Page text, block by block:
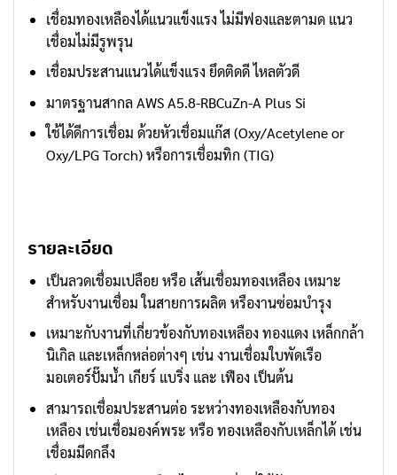
เชื่อมทองเหลืองได้แนวแข็งแรง ไม่มีฟองและตามด แนว
เชื่อมไม่มีรูพรุน
เชื่อมประสานแนวได้แข็งแรง ยึดติดดี ไหลตัวดี
มาตรฐานสากล AWS A5.8-RBCuZn-A Plus Si
ใช้ได้ดีการเชื่อม ด้วยหัวเชื่อมแก๊ส (Oxy/Acetylene or
Oxy/LPG Torch) หรือการเชื่อมทิก (TIG)
รายละเอียด
เป็นลวดเชื่อมเปลือย หรือ เส้นเชื่อมทองเหลือง เหมาะ
สำหรับงานเชื่อม ในสายการผลิต หรืองานซ่อมบำรุง
เหมาะกับงานที่เกี่ยวข้องกับทองเหลือง ทองแดง เหล็กกล้า
นิเกิล และเหล็กหล่อต่างๆ เช่น งานเชื่อมใบพัดเรือ
มอเตอร์ปั๊มน้ำ เกียร์ แบริ่ง และ เฟือง เป็นต้น
สามารถเชื่อมประสานต่อ ระหว่างทองเหลืองกับทอง
เหลือง เช่นเชื่อมองค์พระ หรือ ทองเหลืองกับเหล็กได้ เช่น
เชื่อมมีดกลึง